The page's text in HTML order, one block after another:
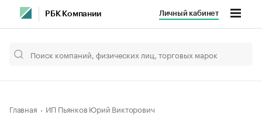
РБК Компании Личный кабинет
Главная ИП Пьянков Юрий Викторович